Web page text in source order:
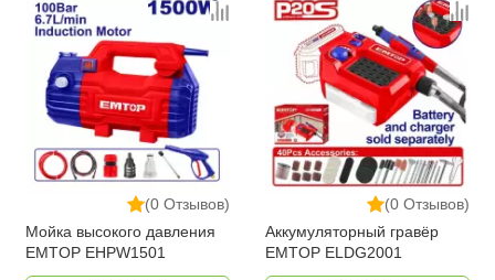
(0 Отзывов)
Мойка высокого давления
EMTOP EHPW1501
(0 Отзывов)
Аккумуляторный гравёр
EMTOP ELDG2001